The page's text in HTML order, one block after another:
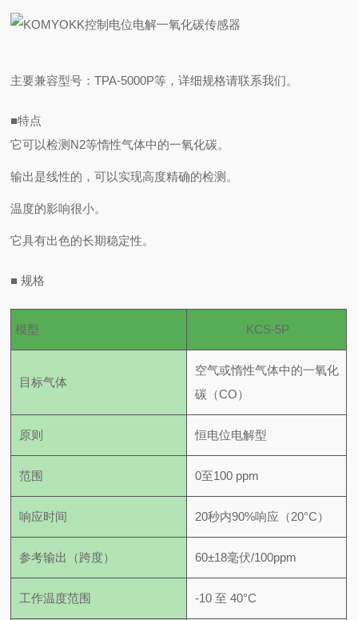
主要兼容型号：TPA-5000P等，详细规格请联系我们。
■特点
它可以检测N2等惰性气体中的一氧化碳。
输出是线性的，可以实现高度精确的检测。
温度的影响很小。
它具有出色的长期稳定性。
■ 规格
模型 KCS-5P
目标气体
空气或惰性气体中的一氧化
碳（CO）
原则 恒电位电解型
范围 0至100 ppm
响应时间 20秒内90%响应（20°C）
参考输出（跨度） 60±18毫伏/100ppm
工作温度范围 -10 至 40°C